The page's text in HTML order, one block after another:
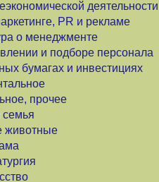
деятельности
PR и рекламе
о менеджменте
и подборе персонала
бумагах и инвестициях
прочее
животные